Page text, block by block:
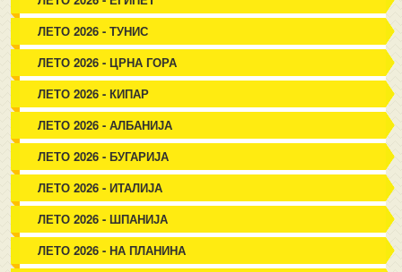
ЛЕТО 2026 - ТУНИС
ЛЕТО 2026 - ЦРНА ГОРА
ЛЕТО 2026 - КИПАР
ЛЕТО 2026 - АЛБАНИЈА
ЛЕТО 2026 - БУГАРИЈА
ЛЕТО 2026 - ИТАЛИЈА
ЛЕТО 2026 - ШПАНИЈА
ЛЕТО 2026 - НА ПЛАНИНА